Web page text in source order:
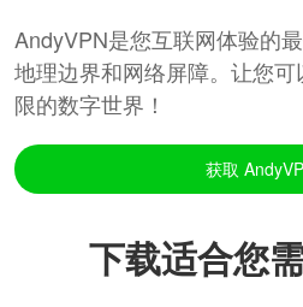
AndyVPN是您互联网体验的
地理边界和网络屏障。让您
限的数字世界！
获取
下载适合您